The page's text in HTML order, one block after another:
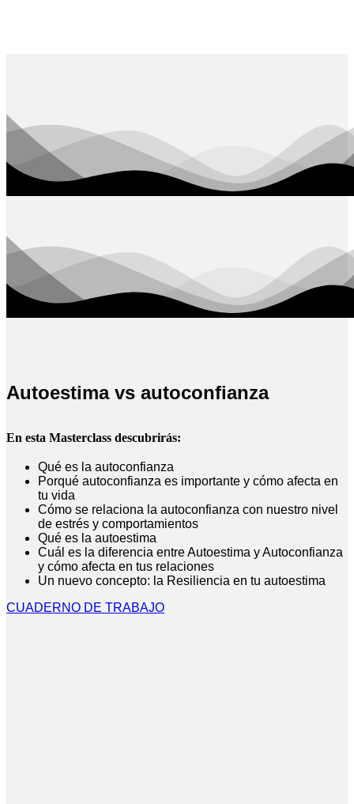
Autoestima vs autoconfianza
En esta Masterclass descubrirás:
Qué es la autoconfianza
Porqué autoconfianza es importante y cómo afecta en
tu vida
Cómo se relaciona la autoconfianza con nuestro nivel
de estrés y comportamientos
Qué es la autoestima
Cuál es la diferencia entre Autoestima y Autoconfianza
y cómo afecta en tus relaciones
Un nuevo concepto: la Resiliencia en tu autoestima
CUADERNO DE TRABAJO